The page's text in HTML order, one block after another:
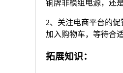
铜牌非模组电源，还
2、关注电商平台的
加入购物车，等待合
拓展知识：